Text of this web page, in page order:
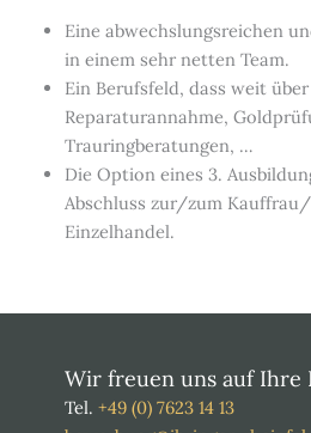
Eine abwechslungsreichen
in einem sehr netten Team.
Ein Berufsfeld, dass weit
Reparaturannahme,
Trauringberatungen, …
Die Option eines 3.
Abschluss zur/zum
Einzelhandel.
Wir freuen uns auf Ihre
Tel. +49 (0) 7623 14 13